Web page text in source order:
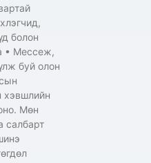
болон
• Мессеж,
буй олон
хэвшлийн
Мөн
салбарт